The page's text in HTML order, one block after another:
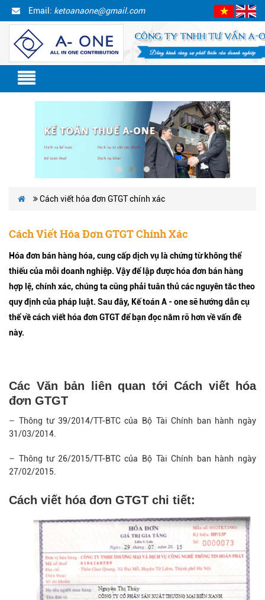
Email: ketoanaone@gmail.com
Cách viết hóa đơn GTGT chính xác
Cách Viết Hóa Đơn GTGT Chính Xác
Hóa đơn bán hàng hóa, cung cấp dịch vụ là chứng từ không thể
thiếu của mỗi doanh nghiệp. Vậy để lập được hóa đơn bán hàng
hợp lệ, chính xác, chúng ta cũng phải tuân thủ các nguyên tắc theo
quy định của pháp luật. Sau đây, Kế toán A - one sẽ hướng dẫn cụ
thể về cách viết hóa đơn GTGT để bạn đọc nắm rõ hơn về vấn đề
này.
Các Văn bản liên quan tới Cách viết hóa
đơn GTGT
– Thông tư 39/2014/TT-BTC của Bộ Tài Chính ban hành ngày
31/03/2014.
– Thông tư 26/2015/TT-BTC của Bộ Tài Chính ban hành ngày
27/02/2015.
Cách viết hóa đơn GTGT chi tiết: